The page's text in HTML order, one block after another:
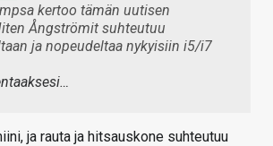
kertoo tämän uutisen
Ångströmit suhteutuu
ja nopeudeltaa nykyisiin i5/i7
ja rauta ja hitsauskone suhteutuu